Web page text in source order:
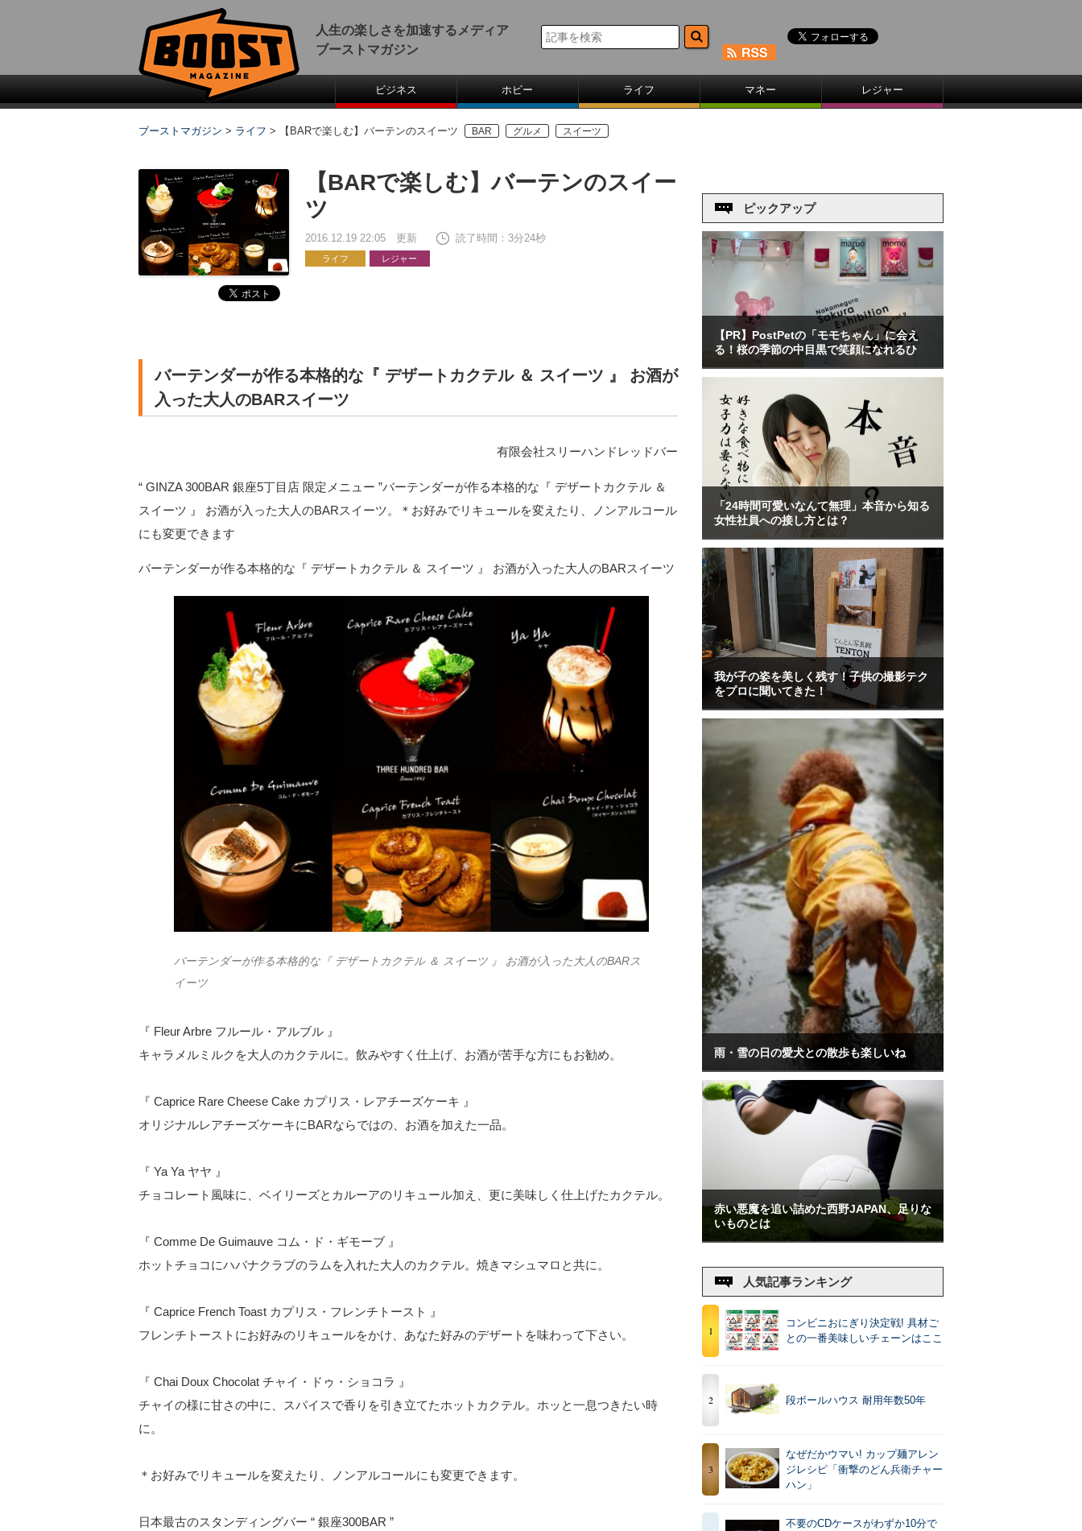
人生の楽しさを加速するメディア
ブーストマガジン
ビジネス ホビー ライフ マネー レジャー
ブーストマガジン > ライフ > 【BARで楽しむ】バーテンのスイーツ BAR グルメ スイーツ
【BARで楽しむ】バーテンのスイー
ツ
2016.12.19 22:05 更新 読了時間：3分24秒
ライフ レジャー
バーテンダーが作る本格的な『 デザートカクテル ＆ スイーツ 』 お酒が
入った大人のBARスイーツ
有限会社スリーハンドレッドバー
“ GINZA 300BAR 銀座5丁目店 限定メニュー ”バーテンダーが作る本格的な『 デザートカクテル ＆
スイーツ 』 お酒が入った大人のBARスイーツ。＊お好みでリキュールを変えたり、ノンアルコール
にも変更できます
バーテンダーが作る本格的な『 デザートカクテル ＆ スイーツ 』 お酒が入った大人のBARスイーツ
バーテンダーが作る本格的な『 デザートカクテル ＆ スイーツ 』 お酒が入った大人のBARス
イーツ
『 Fleur Arbre フルール・アルブル 』
キャラメルミルクを大人のカクテルに。飲みやすく仕上げ、お酒が苦手な方にもお勧め。
『 Caprice Rare Cheese Cake カプリス・レアチーズケーキ 』
オリジナルレアチーズケーキにBARならではの、お酒を加えた一品。
『 Ya Ya ヤヤ 』
チョコレート風味に、ベイリーズとカルーアのリキュール加え、更に美味しく仕上げたカクテル。
『 Comme De Guimauve コム・ド・ギモーブ 』
ホットチョコにハバナクラブのラムを入れた大人のカクテル。焼きマシュマロと共に。
『 Caprice French Toast カプリス・フレンチトースト 』
フレンチトーストにお好みのリキュールをかけ、あなた好みのデザートを味わって下さい。
『 Chai Doux Chocolat チャイ・ドゥ・ショコラ 』
チャイの様に甘さの中に、スパイスで香りを引き立てたホットカクテル。ホッと一息つきたい時
に。
＊お好みでリキュールを変えたり、ノンアルコールにも変更できます。
日本最古のスタンディングバー “ 銀座300BAR ”
ピックアップ
【PR】PostPetの「モモちゃん」に会え
る！桜の季節の中目黒で笑顔になれるひ
「24時間可愛いなんて無理」本音から知る
女性社員への接し方とは？
我が子の姿を美しく残す！子供の撮影テク
をプロに聞いてきた！
雨・雪の日の愛犬との散歩も楽しいね
赤い悪魔を追い詰めた西野JAPAN、足りな
いものとは
人気記事ランキング
1
コンビニおにぎり決定戦! 具材ご
との一番美味しいチェーンはここ
2 段ボールハウス 耐用年数50年
3
なぜだかウマい! カップ麺アレン
ジレシピ「衝撃のどん兵衛チャー
ハン」
不要のCDケースがわずか10分で